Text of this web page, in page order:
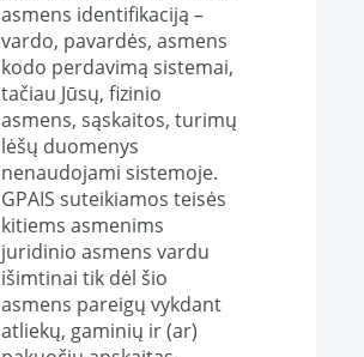
asmens identifikaciją –
vardo, pavardės, asmens
kodo perdavimą sistemai,
tačiau Jūsų, fizinio
asmens, sąskaitos, turimų
lėšų duomenys
nenaudojami sistemoje.
GPAIS suteikiamos teisės
kitiems asmenims
juridinio asmens vardu
išimtinai tik dėl šio
asmens pareigų vykdant
atliekų, gaminių ir (ar)